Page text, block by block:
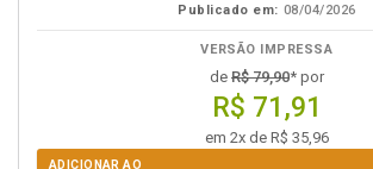
Publicado em: 08/04/2026
VERSÃO IMPRESSA
de R$ 79,90* por
R$ 71,91
em 2x de R$ 35,96
ADICIONAR AO